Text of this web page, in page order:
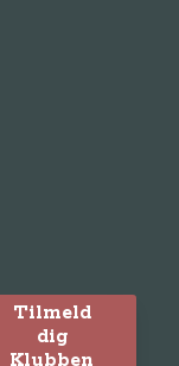
Tilmeld
dig
Klubben